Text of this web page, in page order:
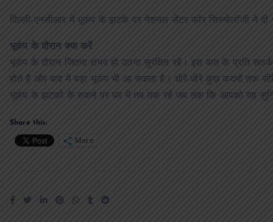
दिल्ली-एनसीआर में भूकंप के झटके पर नेशनल सेंटर फॉर सिस्मोलॉजी ने दी
भूकंप के दौरान क्या करें
भूकंप के दौरान जितना संभव हो उतना सुरक्षित रहें। इस बात के प्रति
होते हैं और बाद में बड़ा भूकंप भी आ सकता है। धीरे-धीरे कुछ कदमों तक
भूकंप के झटकों के रुकने पर घर में तब तक रहें जब तक कि आपको यह
Share this:
More